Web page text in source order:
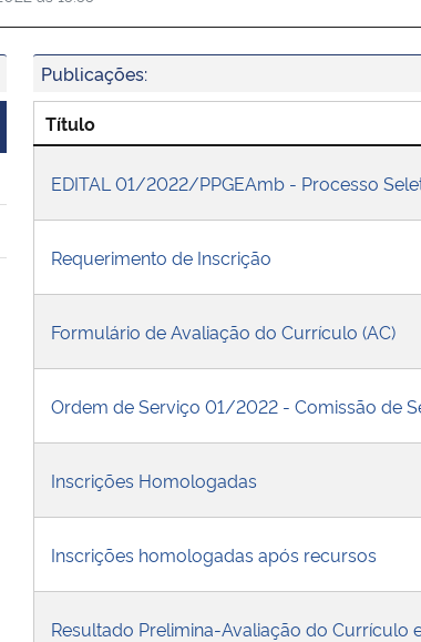
Publicações:
Título
EDITAL 01/2022/PPGEAmb - Processo
Requerimento de Inscrição
Formulário de Avaliação do Currículo (AC)
Ordem de Serviço 01/2022 - Comissão de
Inscrições Homologadas
Inscrições homologadas após recursos
Resultado Prelimina-Avaliação do Currículo